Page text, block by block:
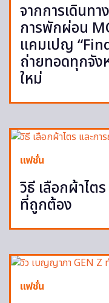
จากการเดินทา
การพักผ่อน
แคมเปญ
ถ่ายทอดทุกจั
ใหม่
แฟชั่น
วิธี เลือกผ้าไต
ที่ถูกต้อง
แฟชั่น